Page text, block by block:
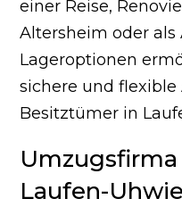
einer Reise,
Altersheim oder als
Lageroptionen
sichere und
Besitztümer in
Laufen-